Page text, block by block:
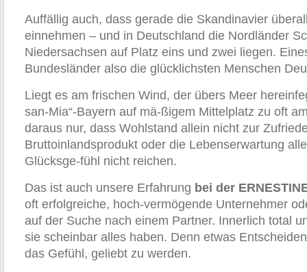
Auffällig auch, dass gerade die Skandinavier
einnehmen – und in Deutschland die Nordländer
Niedersachsen auf Platz eins und zwei liegen.
Bundesländer also die glücklichsten Menschen
Liegt es am frischen Wind, der übers Meer
san-Mia“-Bayern auf mä-ßigem Mittelplatz zu oft
daraus nur, dass Wohlstand allein nicht zur
Bruttoinlandsprodukt oder die Lebenserwartung
Glücksge-fühl nicht reichen.
Das ist auch unsere Erfahrung bei der
oft erfolgreiche, hoch-vermögende Unternehmer
auf der Suche nach einem Partner. Innerlich total
sie scheinbar alles haben. Denn etwas
das Gefühl, geliebt zu werden.